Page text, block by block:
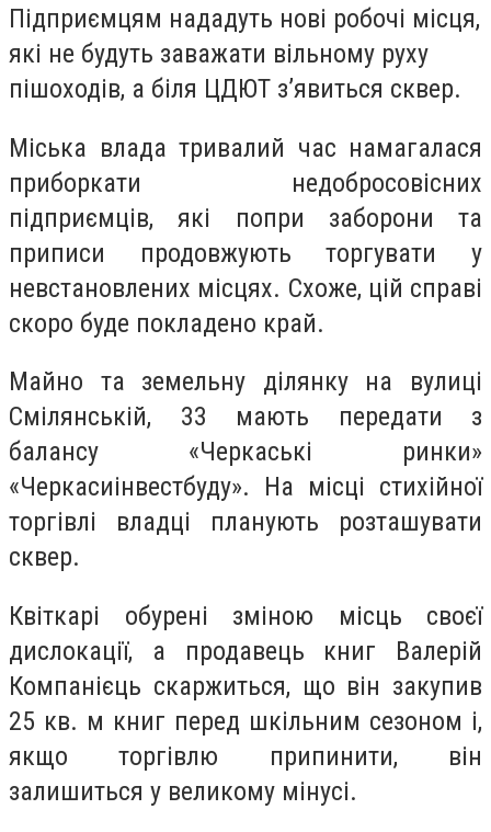
Підприємцям нададуть нові робочі місця,
які не будуть заважати вільному руху
пішоходів, а біля ЦДЮТ зʼявиться сквер.
Міська влада тривалий час намагалася
приборкати недобросовісних
підприємців, які попри заборони та
приписи продовжують торгувати у
невстановлених місцях. Схоже, цій справі
скоро буде покладено край.
Майно та земельну ділянку на вулиці
Смілянській, 33 мають передати з
балансу «Черкаські ринки»
«Черкасиінвестбуду». На місці стихійної
торгівлі владці планують розташувати
сквер.
Квіткарі обурені зміною місць своєї
дислокації, а продавець книг Валерій
Компанієць скаржиться, що він закупив
25 кв. м книг перед шкільним сезоном і,
якщо торгівлю припинити, він
залишиться у великому мінусі.